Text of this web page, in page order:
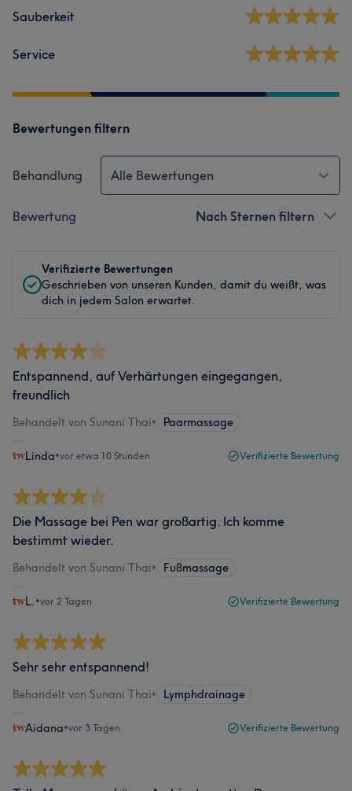
Sauberkeit
Service
Bewertungen filtern
Behandlung Alle Bewertungen
Bewertung Nach Sternen filtern
Verifizierte Bewertungen
Geschrieben von unseren Kunden, damit du weißt, was
dich in jedem Salon erwartet.
Entspannend, auf Verhärtungen eingegangen,
freundlich
Behandelt von Sunani Thai• Paarmassage
Linda•vor etwa 10 Stunden Verifizierte Bewertung
Die Massage bei Pen war großartig. Ich komme
bestimmt wieder.
Behandelt von Sunani Thai• Fußmassage
L. •vor 2 Tagen Verifizierte Bewertung
Sehr sehr entspannend!
Behandelt von Sunani Thai• Lymphdrainage
Aidana•vor 3 Tagen Verifizierte Bewertung